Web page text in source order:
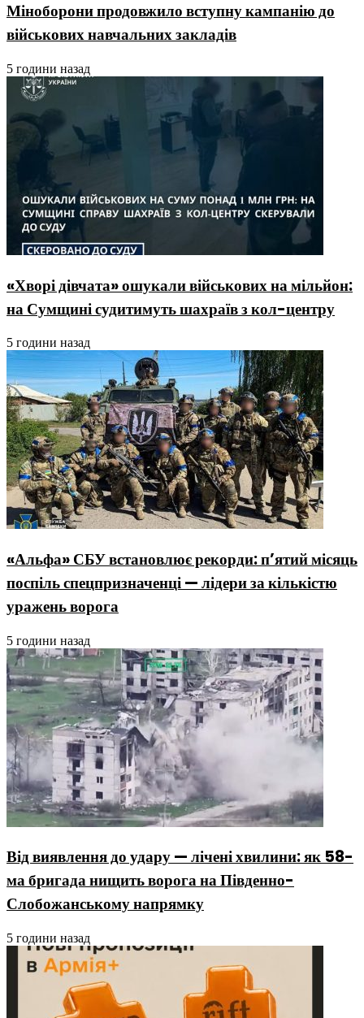
Міноборони продовжило вступну кампанію до
військових навчальних закладів
5 години назад
«Хворі дівчата» ошукали військових на мільйон:
на Сумщині судитимуть шахраїв з кол-центру
5 години назад
«Альфа» СБУ встановлює рекорди: п’ятий місяць
поспіль спецпризначенці — лідери за кількістю
уражень ворога
5 години назад
Від виявлення до удару — лічені хвилини: як 58-
ма бригада нищить ворога на Південно-
Слобожанському напрямку
5 години назад